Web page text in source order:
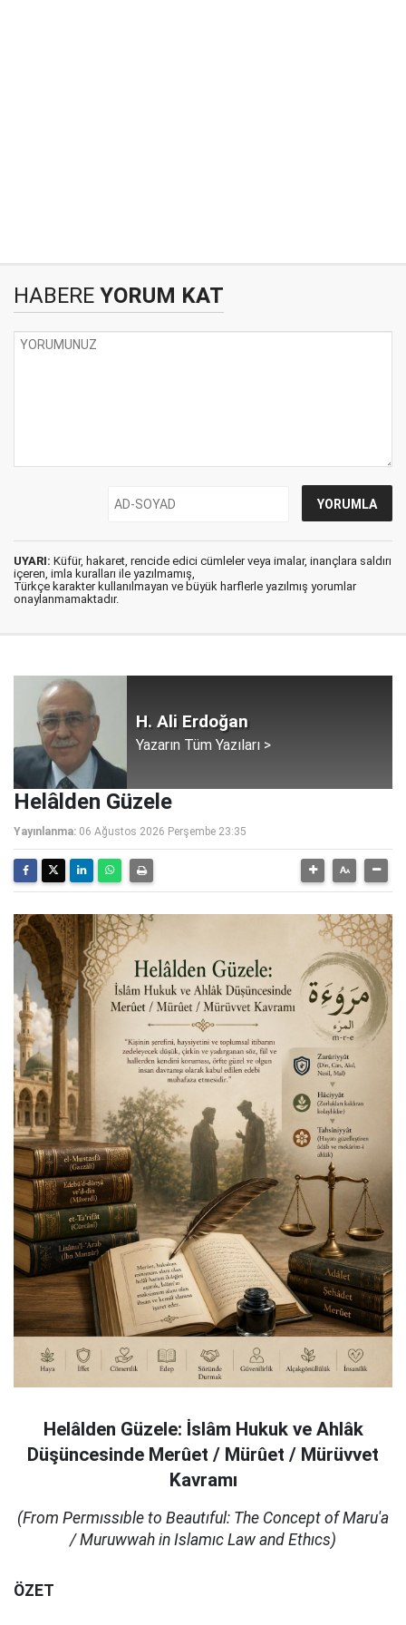
HABERE YORUM KAT
UYARI: Küfür, hakaret, rencide edici cümleler veya imalar, inançlara saldırı
içeren, imla kuralları ile yazılmamış,
Türkçe karakter kullanılmayan ve büyük harflerle yazılmış yorumlar
onaylanmamaktadır.
H. Ali Erdoğan
Yazarın Tüm Yazıları >
Helâlden Güzele
Yayınlanma: 06 Ağustos 2026 Perşembe 23:35
Helâlden Güzele: İslâm Hukuk ve Ahlâk
Düşüncesinde Merûet / Mürûet / Mürüvvet
Kavramı
(From Permıssıble to Beautıful: The Concept of Maru'a
/ Muruwwah in Islamıc Law and Ethıcs)
ÖZET